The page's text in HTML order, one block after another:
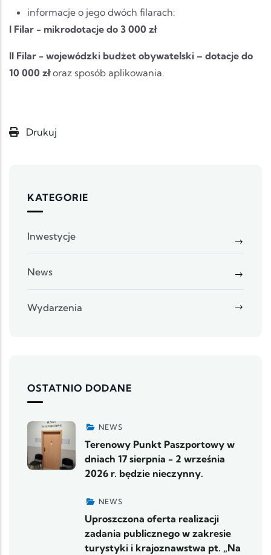
informacje o jego dwóch filarach:
I Filar - mikrodotacje do 3 000 zł
II Filar - wojewódzki budżet obywatelski – dotacje do
10 000 złoraz sposób aplikowania.
Drukuj
KATEGORIE
Inwestycje
News
Wydarzenia
OSTATNIO DODANE
NEWS
Terenowy Punkt Paszportowy w
dniach 17 sierpnia - 2 września
2026 r. będzie nieczynny.
NEWS
Uproszczona oferta realizacji
zadania publicznego w zakresie
turystyki i krajoznawstwa pt. „Na